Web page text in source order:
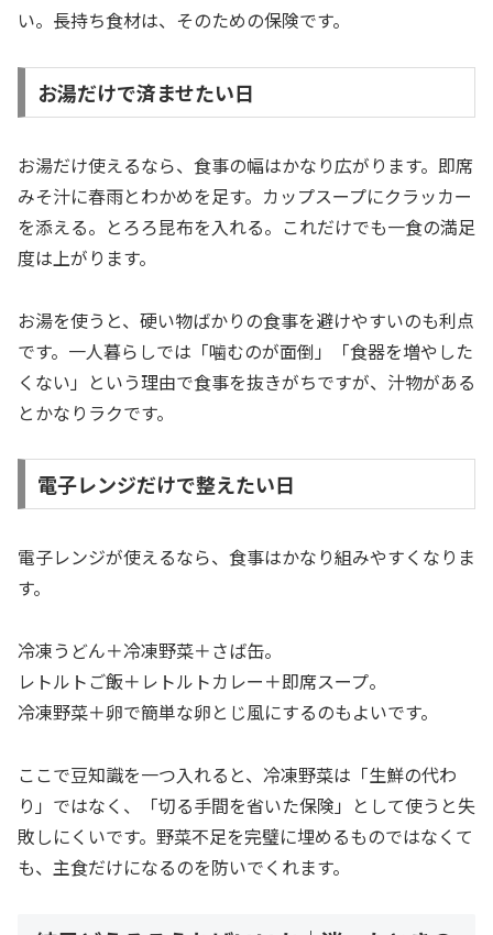
い。長持ち食材は、そのための保険です。
お湯だけで済ませたい日
お湯だけ使えるなら、食事の幅はかなり広がります。即席
みそ汁に春雨とわかめを足す。カップスープにクラッカー
を添える。とろろ昆布を入れる。これだけでも一食の満足
度は上がります。
お湯を使うと、硬い物ばかりの食事を避けやすいのも利点
です。一人暮らしでは「噛むのが面倒」「食器を増やした
くない」という理由で食事を抜きがちですが、汁物がある
とかなりラクです。
電子レンジだけで整えたい日
電子レンジが使えるなら、食事はかなり組みやすくなりま
す。
冷凍うどん＋冷凍野菜＋さば缶。
レトルトご飯＋レトルトカレー＋即席スープ。
冷凍野菜＋卵で簡単な卵とじ風にするのもよいです。
ここで豆知識を一つ入れると、冷凍野菜は「生鮮の代わ
り」ではなく、「切る手間を省いた保険」として使うと失
敗しにくいです。野菜不足を完璧に埋めるものではなくて
も、主食だけになるのを防いでくれます。